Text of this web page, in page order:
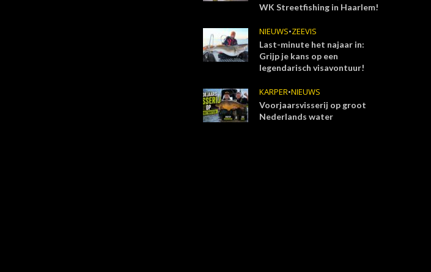
WK Streetfishing in Haarlem!
NIEUWS•ZEEVIS
Last-minute het najaar in:
Grijp je kans op een
legendarisch visavontuur!
KARPER•NIEUWS
Voorjaarsvisserij op groot
Nederlands water